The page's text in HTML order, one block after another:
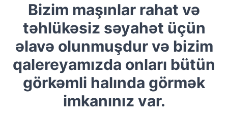
Bizim maşınlar rahat və
təhlükəsiz səyahət üçün
əlavə olunmuşdur və bizim
qalereyamızda onları bütün
görkəmli halında görmək
imkanınız var.